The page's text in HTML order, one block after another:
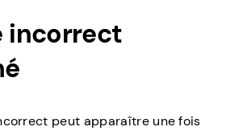
incorrect
peut apparaître une fois